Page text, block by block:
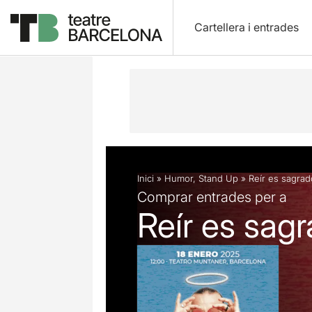
Cartellera i entrades
Descripció Fitxa artística
Inici » Humor, Stand Up » Reír es
Comprar entrades per a
Reír es